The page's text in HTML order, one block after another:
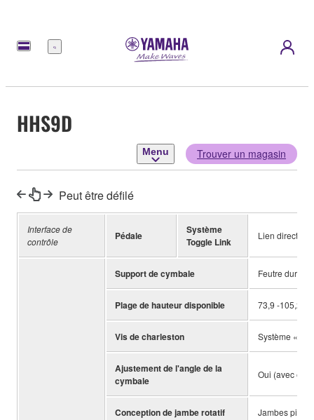
Menu
HHS9D
Menu Trouver un magasin
Peut être défilé
Interface de
contrôle
Pédale
Système
Toggle Link
Lien direct
Support de cymbale Feutre dur
Plage de hauteur disponible 73,9 -105,2 cm
Vis de charleston Système «
Ajustement de l'angle de la
cymbale
Oui (avec
Conception de jambe rotatif Jambes